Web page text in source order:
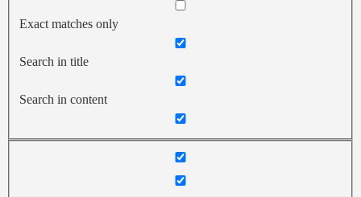
Exact matches only
Search in title
Search in content